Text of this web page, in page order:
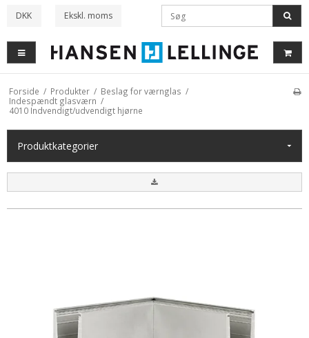
DKK Ekskl. moms
Forside / Produkter / Beslag for værnglas /
Indespændt glasværn /
4010 Indvendigt/udvendigt hjørne
Produktkategorier